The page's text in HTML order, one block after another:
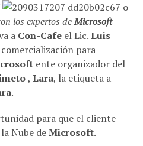
los expertos deMicrosoft
a Con-Cafe el Lic.Luis
para
ente organizador del
, Lara, la etiqueta a
.
para que el cliente
Nube deMicrosoft.